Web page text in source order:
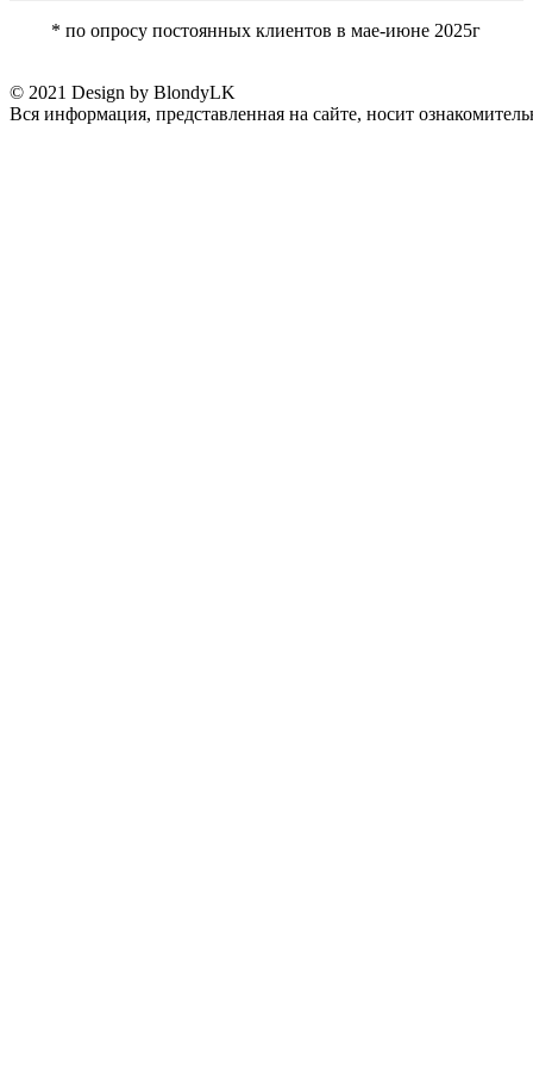
* по опросу постоянных клиентов в мае-июне 2025г
© 2021 Design by BlondyLK
Вся информация, представленная на сайте, носит